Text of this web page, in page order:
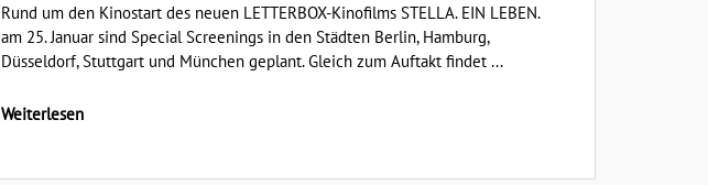
Rund um den Kinostart des neuen LETTERBOX-Kinofilms STELLA. EIN LEBEN.
am 25. Januar sind Special Screenings in den Städten Berlin, Hamburg,
Düsseldorf, Stuttgart und München geplant. Gleich zum Auftakt findet ...
Weiterlesen